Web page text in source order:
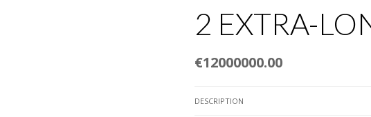
2 EXTRA-
€12000000.00
DESCRIPTION